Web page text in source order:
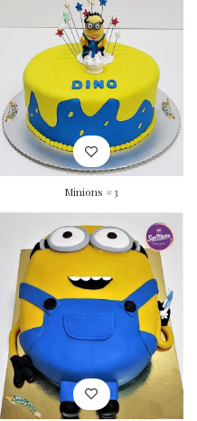
Minions #3